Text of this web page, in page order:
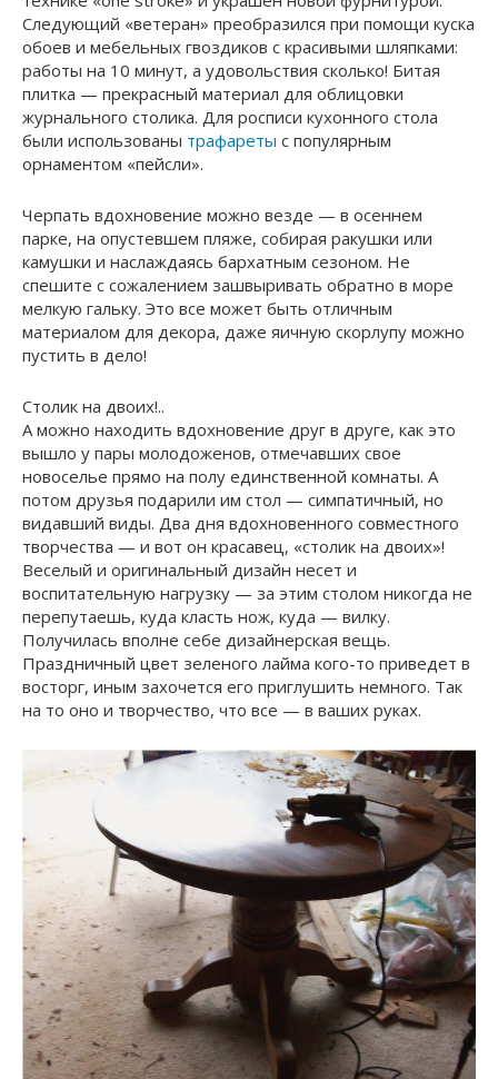
Следующий «ветеран» преобразился при помощи куска
обоев и мебельных гвоздиков с красивыми шляпками:
работы на 10 минут, а удовольствия сколько! Битая
плитка — прекрасный материал для облицовки
журнального столика. Для росписи кухонного стола
были использованы трафареты с популярным
орнаментом «пейсли».
Черпать вдохновение можно везде — в осеннем
парке, на опустевшем пляже, собирая ракушки или
камушки и наслаждаясь бархатным сезоном. Не
спешите с сожалением зашвыривать обратно в море
мелкую гальку. Это все может быть отличным
материалом для декора, даже яичную скорлупу можно
пустить в дело!
Столик на двоих!..
А можно находить вдохновение друг в друге, как это
вышло у пары молодоженов, отмечавших свое
новоселье прямо на полу единственной комнаты. А
потом друзья подарили им стол — симпатичный, но
видавший виды. Два дня вдохновенного совместного
творчества — и вот он красавец, «столик на двоих»!
Веселый и оригинальный дизайн несет и
воспитательную нагрузку — за этим столом никогда не
перепутаешь, куда класть нож, куда — вилку.
Получилась вполне себе дизайнерская вещь.
Праздничный цвет зеленого лайма кого-то приведет в
восторг, иным захочется его приглушить немного. Так
на то оно и творчество, что все — в ваших руках.